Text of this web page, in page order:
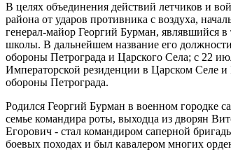
В целях объединения действий летчиков и
района от ударов противника с воздуха,
генерал-майор Георгий Бурман, являвшийся
школы. В дальнейшем название его
обороны Петрограда и Царского Села; с 22
Императорской резиденции в Царском Селе и
обороны Петрограда.
Родился Георгий Бурман в военном городке
семье командира роты, выходца из дворян
Егорович - стал командиром саперной
боевых походах и был кавалером многих